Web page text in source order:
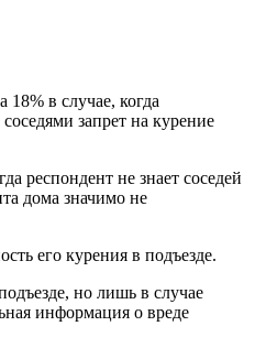
в случае, когда
запрет на курение
респондент не знает соседей
дома значимо не
его курения в подъезде.
но лишь в случае
информация о вреде